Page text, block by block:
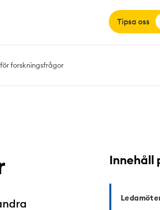
Tipsa oss
forskningsfrågor
Innehåll